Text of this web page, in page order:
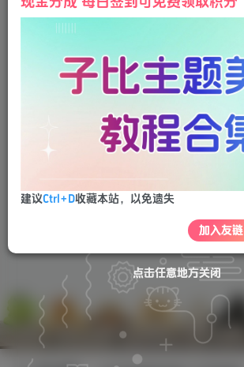
暂无内容
点击任意地方关闭
点击任意地方关闭
建议Ctrl+D收藏本站，以免遗失
加入友链